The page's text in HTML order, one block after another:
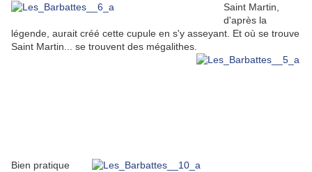
Saint Martin,
d'après la
légende, aurait créé cette cupule en s'y asseyant. Et où se trouve
Saint Martin... se trouvent des mégalithes.
Bien pratique